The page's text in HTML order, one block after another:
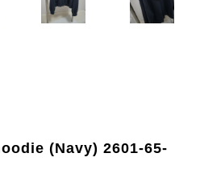
(Navy) 2601-65-